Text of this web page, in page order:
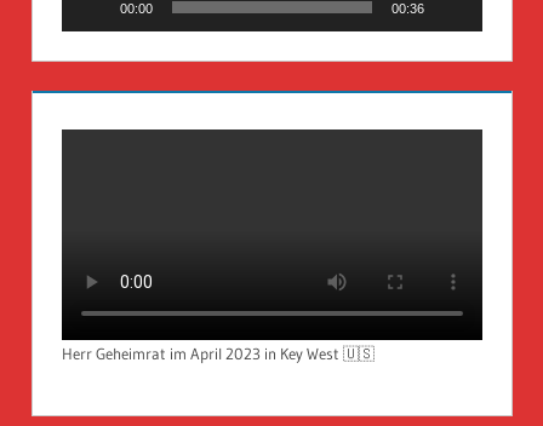
00:00 00:36
Herr Geheimrat im April 2023 in Key West 🇺🇸